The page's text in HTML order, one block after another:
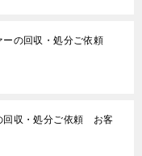
ーの回収・処分ご依頼
回収・処分ご依頼 お客